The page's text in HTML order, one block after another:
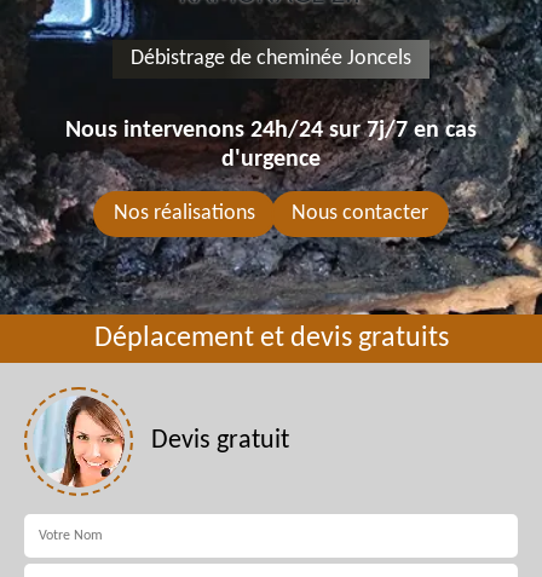
Débistrage de cheminée Joncels
Nous intervenons 24h/24 sur 7j/7 en cas
d'urgence
Nos réalisations Nous contacter
Déplacement et devis gratuits
Devis gratuit